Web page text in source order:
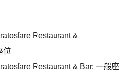
Restaurant &
位
Restaurant & Bar: 一般座